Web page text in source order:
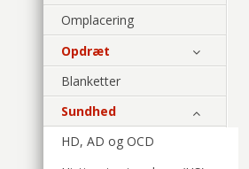
Omplacering
Opdræt
Blanketter
Sundhed
HD, AD og OCD